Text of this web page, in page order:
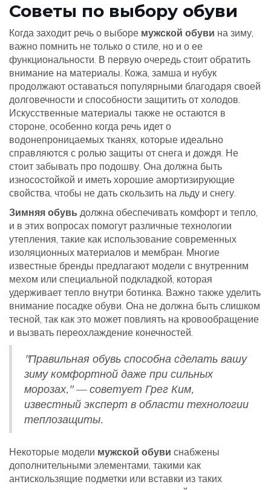
Советы по выбору обуви
Когда заходит речь о выборе мужской обуви на зиму,
важно помнить не только о стиле, но и о ее
функциональности. В первую очередь стоит обратить
внимание на материалы. Кожа, замша и нубук
продолжают оставаться популярными благодаря своей
долговечности и способности защитить от холодов.
Искусственные материалы также не остаются в
стороне, особенно когда речь идет о
водонепроницаемых тканях, которые идеально
справляются с ролью защиты от снега и дождя. Не
стоит забывать про подошву. Она должна быть
износостойкой и иметь хорошие амортизирующие
свойства, чтобы не дать скользить на льду и снегу.
Зимняя обувь должна обеспечивать комфорт и тепло,
и в этих вопросах помогут различные технологии
утепления, такие как использование современных
изоляционных материалов и мембран. Многие
известные бренды предлагают модели с внутренним
мехом или специальной подкладкой, которая
удерживает тепло внутри ботинка. Важно также уделить
внимание посадке обуви. Она не должна быть слишком
тесной, так как это может повлиять на кровообращение
и вызвать переохлаждение конечностей.
"Правильная обувь способна сделать вашу
зиму комфортной даже при сильных
морозах," — советует Грег Ким,
известный эксперт в области технологии
теплозащиты.
Некоторые модели мужской обуви снабжены
дополнительными элементами, такими как
антискользящие подметки или вставки из таких